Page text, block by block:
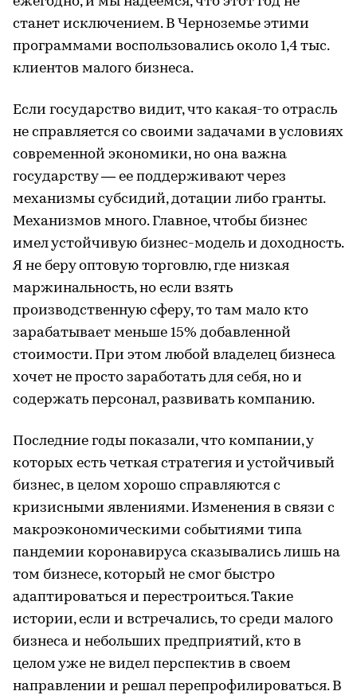
станет исключением. В Черноземье этими
программами воспользовались около 1,4 тыс.
клиентов малого бизнеса.
Если государство видит, что какая-то отрасль
не справляется со своими задачами в условиях
современной экономики, но она важна
государству — ее поддерживают через
механизмы субсидий, дотации либо гранты.
Механизмов много. Главное, чтобы бизнес
имел устойчивую бизнес-модель и доходность.
Я не беру оптовую торговлю, где низкая
маржинальность, но если взять
производственную сферу, то там мало кто
зарабатывает меньше 15% добавленной
стоимости. При этом любой владелец бизнеса
хочет не просто заработать для себя, но и
содержать персонал, развивать компанию.
Последние годы показали, что компании, у
которых есть четкая стратегия и устойчивый
бизнес, в целом хорошо справляются с
кризисными явлениями. Изменения в связи с
макроэкономическими событиями типа
пандемии коронавируса сказывались лишь на
том бизнесе, который не смог быстро
адаптироваться и перестроиться. Такие
истории, если и встречались, то среди малого
бизнеса и небольших предприятий, кто в
целом уже не видел перспектив в своем
направлении и решал перепрофилироваться. В